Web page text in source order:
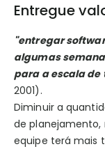
Entregue
"entregar
algumas
para a escala
2001).
Diminuir a
de planejamento,
equipe terá mais